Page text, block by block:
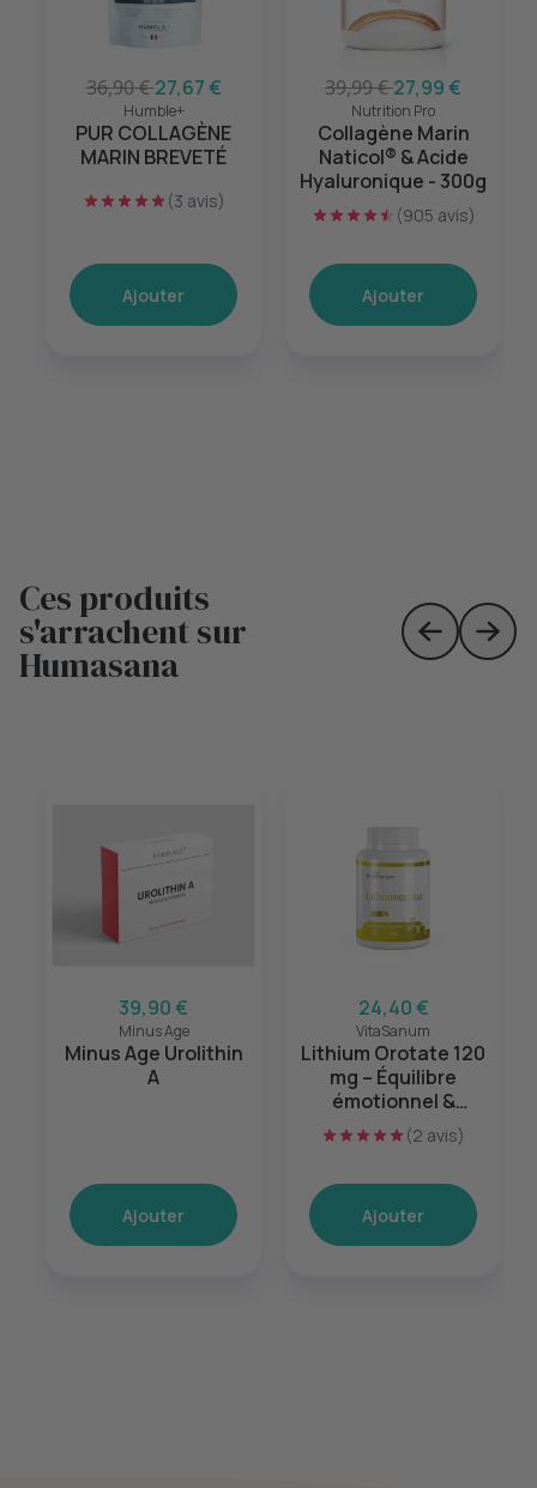
36,90 €27,67 €
Humble+
PUR COLLAGÈNE
MARIN BREVETÉ
(3 avis)
Ajouter
39,99 €27,99 €
Nutrition Pro
Collagène Marin
Naticol® & Acide
Hyaluronique - 300g
(905 avis)
Ajouter
Ces produits
s'arrachent sur
Humasana Skip toSkip
39,90 €
Minus Age
Minus Age Urolithin
A
Ajouter
24,40 €
VitaSanum
Lithium Orotate 120
mg – Équilibre
émotionnel &
sérénité mentale –
60 gélules
(2 avis)
Ajouter